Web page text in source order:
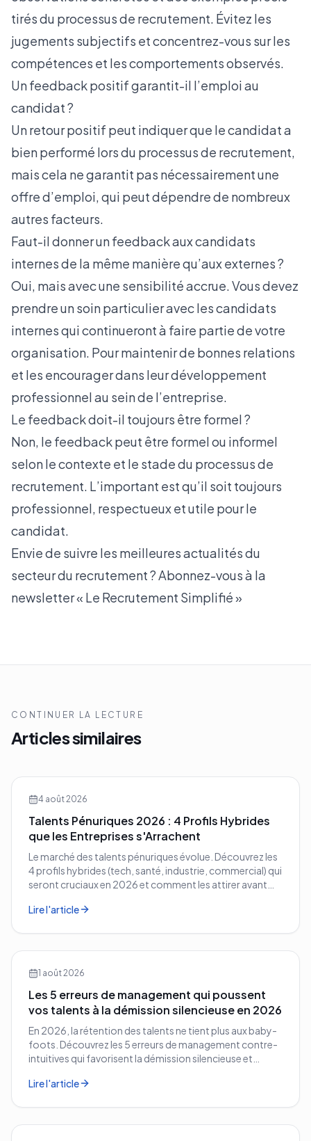
tirés du processus de recrutement. Évitez les
jugements subjectifs et concentrez-vous sur les
compétences et les comportements observés.
Un feedback positif garantit-il l’emploi au
candidat ?
Un retour positif peut indiquer que le candidat a
bien performé lors du processus de recrutement,
mais cela ne garantit pas nécessairement une
offre d’emploi, qui peut dépendre de nombreux
autres facteurs.
Faut-il donner un feedback aux candidats
internes de la même manière qu’aux externes ?
Oui, mais avec une sensibilité accrue. Vous devez
prendre un soin particulier avec les candidats
internes qui continueront à faire partie de votre
organisation. Pour maintenir de bonnes relations
et les encourager dans leur développement
professionnel au sein de l’entreprise.
Le feedback doit-il toujours être formel ?
Non, le feedback peut être formel ou informel
selon le contexte et le stade du processus de
recrutement. L’important est qu’il soit toujours
professionnel, respectueux et utile pour le
candidat.
Envie de suivre les meilleures actualités du
secteur du recrutement ? Abonnez-vous à la
newsletter « Le Recrutement Simplifié»
CONTINUER LA LECTURE
Articles similaires
4 août 2026
Talents Pénuriques 2026 : 4 Profils Hybrides
que les Entreprises s'Arrachent
Le marché des talents pénuriques évolue. Découvrez les
4 profils hybrides (tech, santé, industrie, commercial) qui
seront cruciaux en 2026 et comment les attirer avant
Lire l'article
1 août 2026
Les 5 erreurs de management qui poussent
vos talents à la démission silencieuse en 2026
En 2026, la rétention des talents ne tient plus aux baby-
foots. Découvrez les 5 erreurs de management contre-
intuitives qui favorisent la démission silencieuse et
Lire l'article